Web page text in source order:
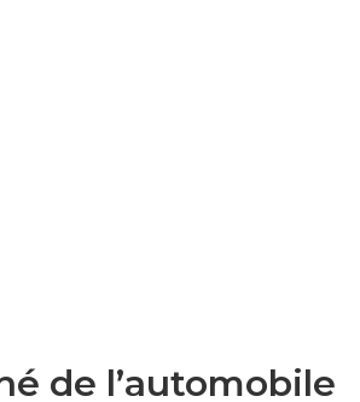
de l’automobile